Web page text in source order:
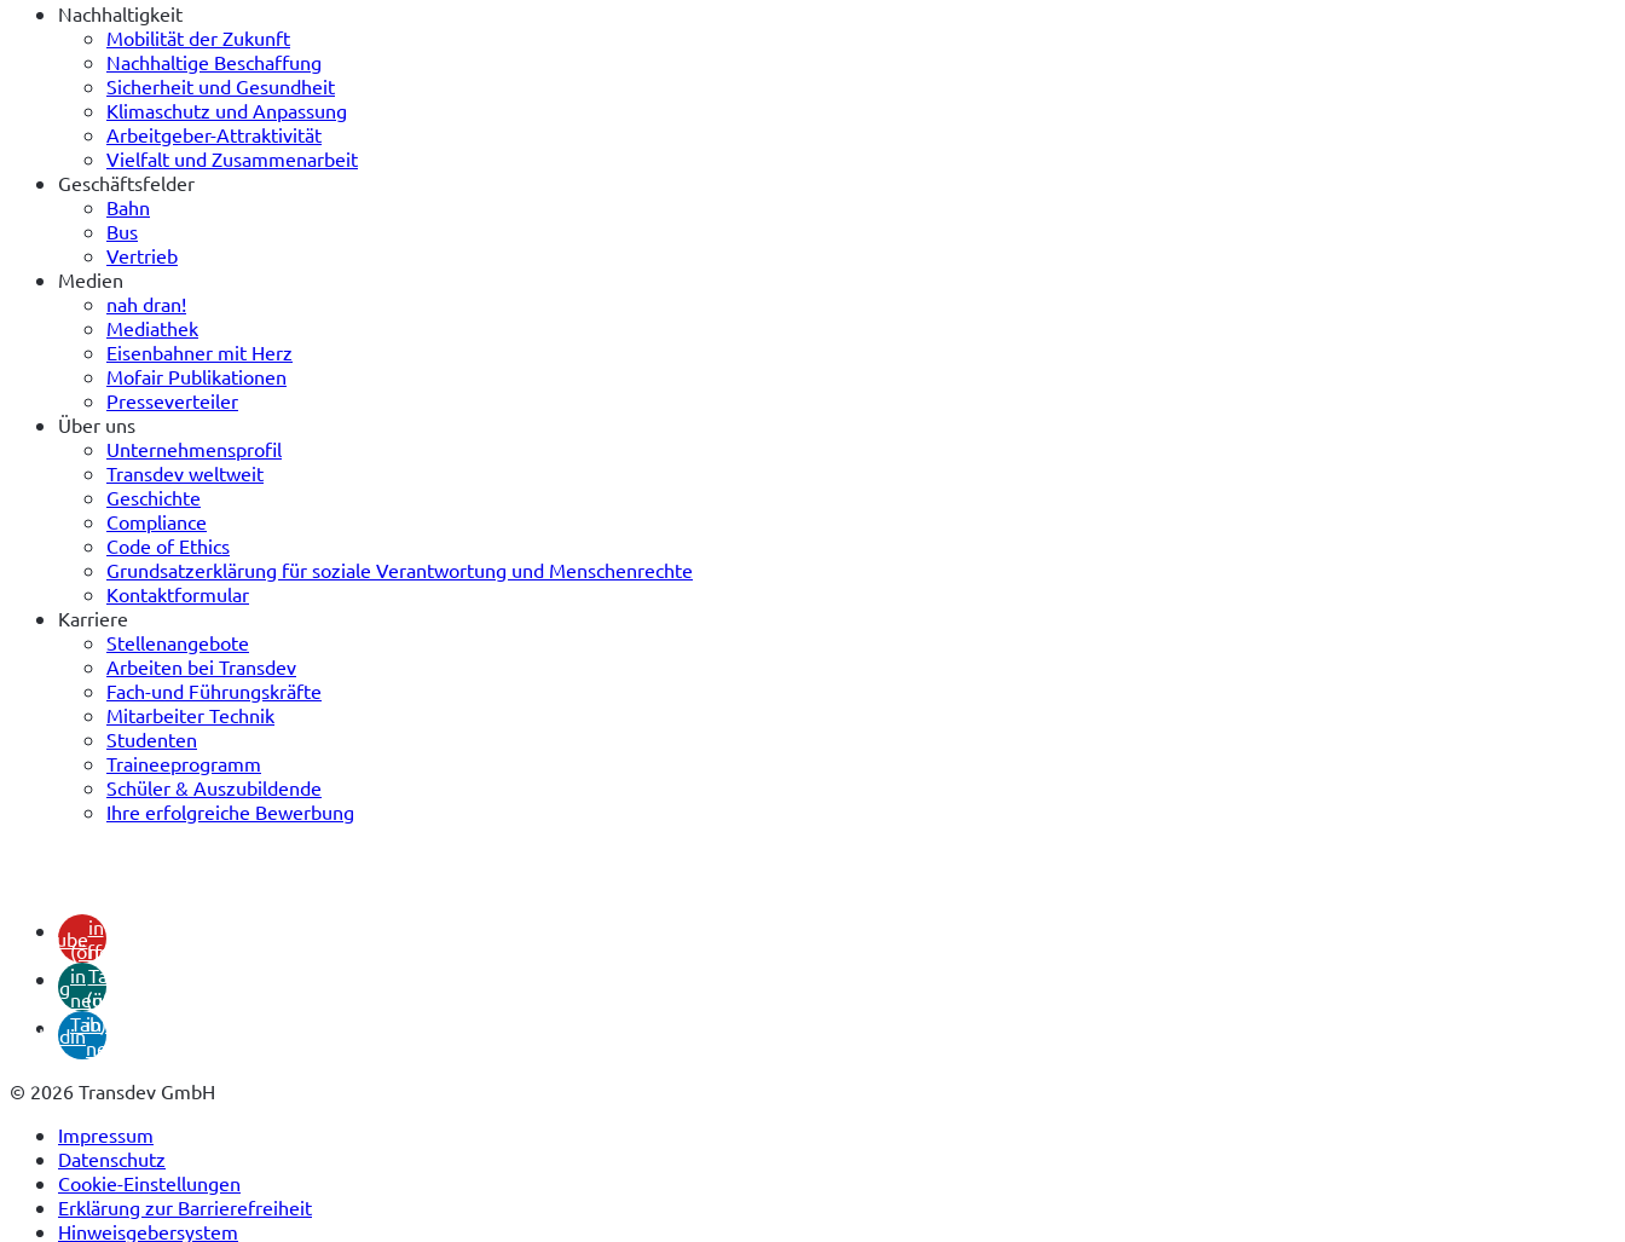
Nachhaltigkeit
Mobilität der Zukunft
Nachhaltige Beschaffung
Sicherheit und Gesundheit
Klimaschutz und Anpassung
Arbeitgeber-Attraktivität
Vielfalt und Zusammenarbeit
Geschäftsfelder
Bahn
Bus
Vertrieb
Medien
nah dran!
Mediathek
Eisenbahner mit Herz
Mofair Publikationen
Presseverteiler
Über uns
Unternehmensprofil
Transdev weltweit
Geschichte
Compliance
Code of Ethics
Grundsatzerklärung für soziale Verantwortung und Menschenrechte
Kontaktformular
Karriere
Stellenangebote
Arbeiten bei Transdev
Fach-und Führungskräfte
Mitarbeiter Technik
Studenten
Traineeprogramm
Schüler & Auszubildende
Ihre erfolgreiche Bewerbung
youtubein
neuem
Tab)
xing
(öffnet
in
neuem
Tab)
linkedin
(öffnet
in
neuem
© 2026 Transdev GmbH
Impressum
Datenschutz
Cookie-Einstellungen
Erklärung zur Barrierefreiheit
Hinweisgebersystem